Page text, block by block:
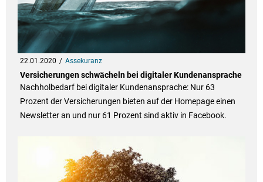
22.01.2020 Assekuranz
Versicherungen schwächeln bei digitaler Kundenansprache
Nachholbedarf bei digitaler Kundenansprache: Nur 63
Prozent der Versicherungen bieten auf der Homepage einen
Newsletter an und nur 61 Prozent sind aktiv in Facebook.